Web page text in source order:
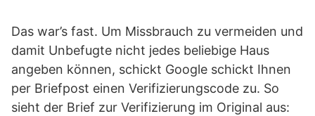
Das war’s fast. Um Missbrauch zu vermeiden und
damit Unbefugte nicht jedes beliebige Haus
angeben können, schickt Google schickt Ihnen
per Briefpost einen Verifizierungscode zu. So
sieht der Brief zur Verifizierung im Original aus: